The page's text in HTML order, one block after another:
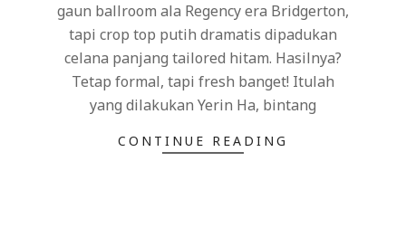
gaun ballroom ala Regency era Bridgerton,
tapi crop top putih dramatis dipadukan
celana panjang tailored hitam. Hasilnya?
Tetap formal, tapi fresh banget! Itulah
yang dilakukan Yerin Ha, bintang
CONTINUE READING